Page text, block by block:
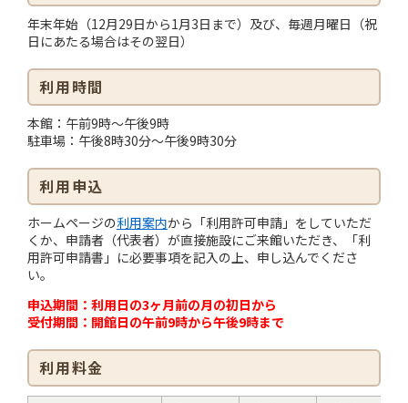
年末年始（12月29日から1月3日まで）及び、毎週月曜日（祝
日にあたる場合はその翌日）
利用時間
本館：午前9時～午後9時
駐車場：午後8時30分～午後9時30分
利用申込
ホームページの利用案内から「利用許可申請」をしていただ
くか、申請者（代表者）が直接施設にご来館いただき、「利
用許可申請書」に必要事項を記入の上、申し込んでくださ
い。
申込期間：利用日の3ヶ月前の月の初日から
受付期間：開館日の午前9時から午後9時まで
利用料金